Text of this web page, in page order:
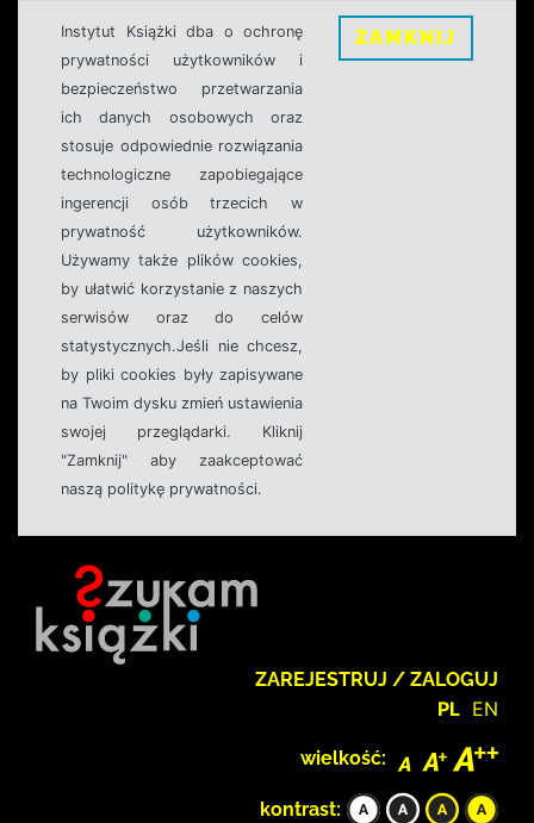
Instytut Książki dba o ochronę
prywatności użytkowników i
bezpieczeństwo przetwarzania
ich danych osobowych oraz
stosuje odpowiednie rozwiązania
technologiczne zapobiegające
ingerencji osób trzecich w
prywatność użytkowników.
Używamy także plików cookies,
by ułatwić korzystanie z naszych
serwisów oraz do celów
statystycznych.Jeśli nie chcesz,
by pliki cookies były zapisywane
na Twoim dysku zmień ustawienia
swojej przeglądarki. Kliknij
"Zamknij" aby zaakceptować
naszą politykę prywatności.
ZAMKNIJ
ZAREJESTRUJ / ZALOGUJ
PL EN
wielkość:
kontrast: